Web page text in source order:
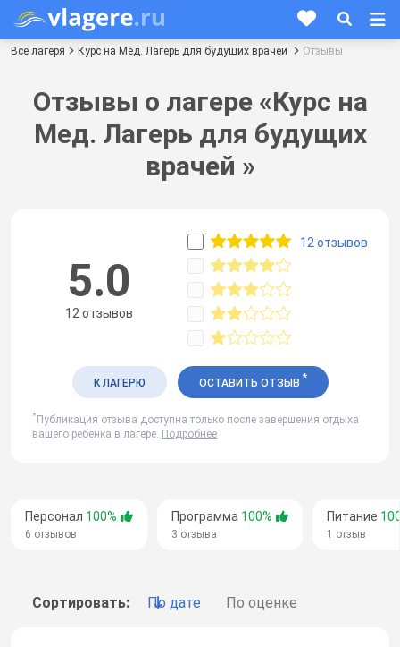
Все лагеря Курс на Мед. Лагерь для будущих врачей Отзывы
Отзывы о лагере «Курс на
Мед. Лагерь для будущих
врачей »
Персонал 100%
6 отзывов
Программа 100%
3 отзыва
Питание
1 отзыв
Сортировать: По дате По оценке
5.0
12 отзывов
12 отзывов
К ЛАГЕРЮ ОСТАВИТЬ ОТЗЫВ *
* Публикация отзыва доступна только после завершения отдыха
вашего ребенка в лагере. Подробнее